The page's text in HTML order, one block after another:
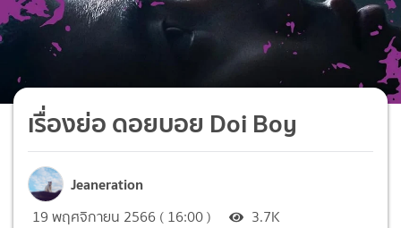
เรื่องย่อ ดอยบอย Doi Boy
Jeaneration
19 พฤศจิกายน 2566 ( 16:00 ) 3.7K